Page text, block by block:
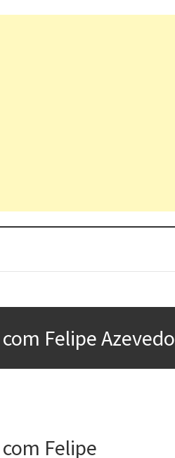
Felipe Azevedo
Felipe